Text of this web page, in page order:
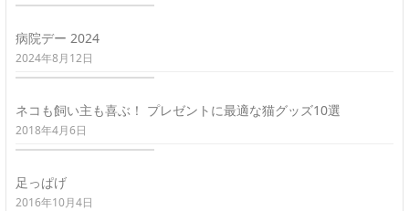
病院デー 2024
2024年8月12日
ネコも飼い主も喜ぶ！ プレゼントに最適な猫グッズ10選
2018年4月6日
足っぱげ
2016年10月4日